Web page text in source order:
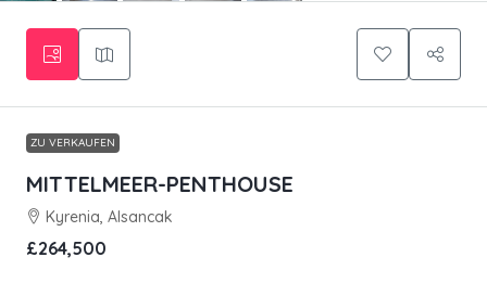
ZU VERKAUFEN
MITTELMEER-PENTHOUSE
Kyrenia, Alsancak
£264,500